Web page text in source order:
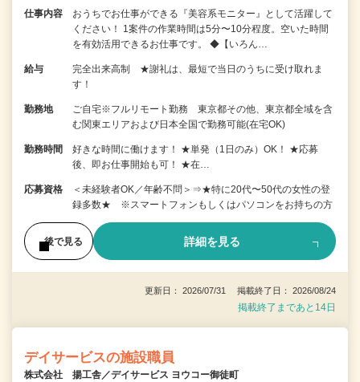
仕事内容
おうちでお仕事ができる『美容系モニター』として活躍して
ください！ 1案件の作業時間は5分〜10分程度。空いた時間
を有効活用できるお仕事です。 ◆【いろん…
給与
完全出来高制 ★謝礼は、最短で当日のうちに受け取れま
す！
勤務地
ご自宅※フルリモート勤務 東京都その他、東京都全域を含
む関東エリアおよび日本全国で勤務可能(在宅OK)
勤務時間
好きな時間に働けます！ ★単発（1日のみ）OK！ ★応募
後、即お仕事開始も可！ ★在…
応募資格
＜未経験者OK／年齢不問＞⇒★特に20代〜50代の女性の登
録多数★ ※スマートフォンもしくはパソコンをお持ちの方
後で見る 詳細を見る
更新日： 2026/07/31 掲載終了日： 2026/08/24
掲載終了まであと14日
デイサービスの施設職員
株式会社 揚工舎／デイサービス ヨウコー御徒町